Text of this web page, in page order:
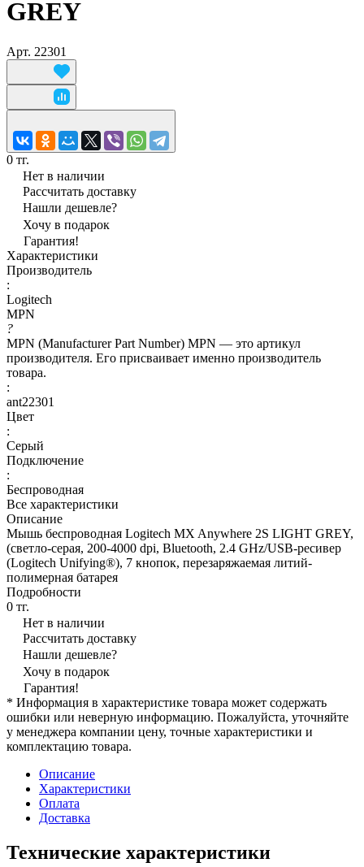
GREY
Арт. 22301
0 тг.
Нет в наличии
Рассчитать доставку
Нашли дешевле?
Хочу в подарок
Гарантия!
Характеристики
Производитель
:
Logitech
MPN
?
MPN (Manufacturer Part Number) MPN — это артикул
производителя. Его присваивает именно производитель
товара.
:
ant22301
Цвет
:
Серый
Подключение
:
Беспроводная
Все характеристики
Описание
Мышь беспроводная Logitech MX Anywhere 2S LIGHT GREY,
(светло-серая, 200-4000 dpi, Bluetooth, 2.4 GHz/USB-ресивер
(Logitech Unifying®), 7 кнопок, перезаряжаемая литий-
полимерная батарея
Подробности
0 тг.
Нет в наличии
Рассчитать доставку
Нашли дешевле?
Хочу в подарок
Гарантия!
* Информация в характеристике товара может содержать
ошибки или неверную информацию. Пожалуйста, уточняйте
у менеджера компании цену, точные характеристики и
комплектацию товара.
Описание
Характеристики
Оплата
Доставка
Технические характеристики